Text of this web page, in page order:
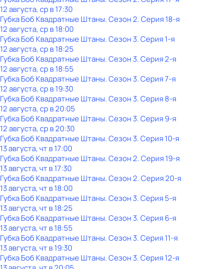
12 августа, ср в 17:30
Губка Боб Квадратные Штаны. Сезон 2. Серия 18-я
12 августа, ср в 18:00
Губка Боб Квадратные Штаны. Сезон 3. Серия 1-я
12 августа, ср в 18:25
Губка Боб Квадратные Штаны. Сезон 3. Серия 2-я
12 августа, ср в 18:55
Губка Боб Квадратные Штаны. Сезон 3. Серия 7-я
12 августа, ср в 19:30
Губка Боб Квадратные Штаны. Сезон 3. Серия 8-я
12 августа, ср в 20:05
Губка Боб Квадратные Штаны. Сезон 3. Серия 9-я
12 августа, ср в 20:30
Губка Боб Квадратные Штаны. Сезон 3. Серия 10-я
13 августа, чт в 17:00
Губка Боб Квадратные Штаны. Сезон 2. Серия 19-я
13 августа, чт в 17:30
Губка Боб Квадратные Штаны. Сезон 2. Серия 20-я
13 августа, чт в 18:00
Губка Боб Квадратные Штаны. Сезон 3. Серия 5-я
13 августа, чт в 18:25
Губка Боб Квадратные Штаны. Сезон 3. Серия 6-я
13 августа, чт в 18:55
Губка Боб Квадратные Штаны. Сезон 3. Серия 11-я
13 августа, чт в 19:30
Губка Боб Квадратные Штаны. Сезон 3. Серия 12-я